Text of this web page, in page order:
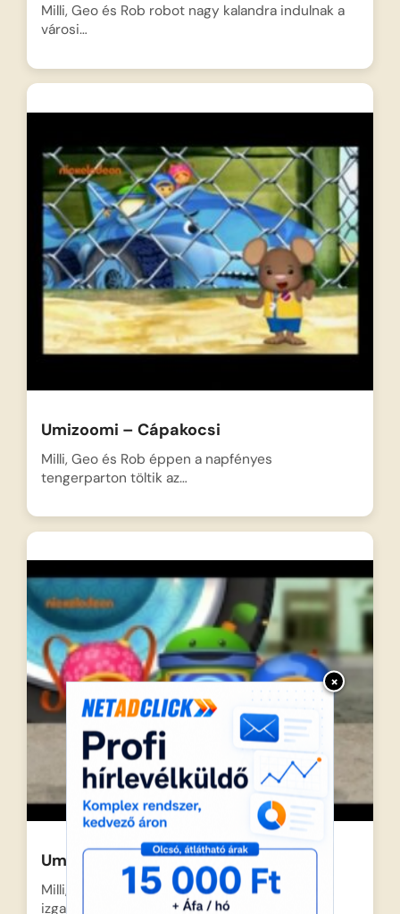
×
Milli, Geo és Rob robot nagy kalandra indulnak a
városi…
Umizoomi – Cápakocsi
Milli, Geo és Rob éppen a napfényes
tengerparton töltik az…
Umizoomi – Pizzafagyi
Milli, Geo és a mindig segítőkész robot, Rob,
izgalmas kalandra…